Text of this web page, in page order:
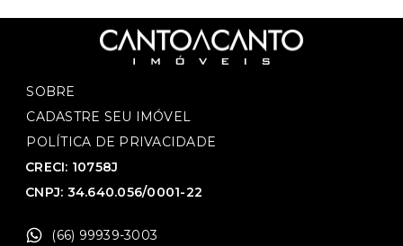
SOBRE
CADASTRE SEU IMÓVEL
POLÍTICA DE PRIVACIDADE
CRECI: 10758J
CNPJ: 34.640.056/0001-22
(66) 99939-3003